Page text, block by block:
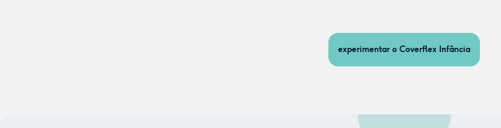
experimentar o Coverflex Infância